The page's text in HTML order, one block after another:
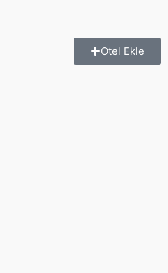
Otel Ekle